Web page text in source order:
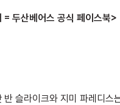
= 두산베어스 공식 페이스북>
슬라이크와 지미 파레디스